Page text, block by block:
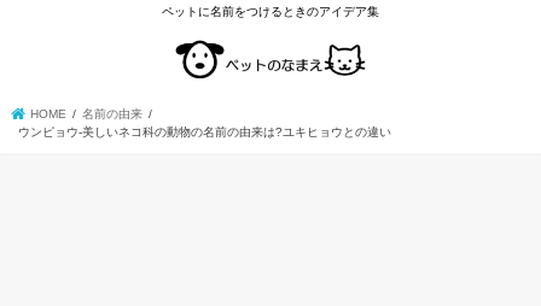
ペットに名前をつけるときのアイデア集
HOME
名前の由来
ウンピョウ-美しいネコ科の動物の名前の由来は?ユキヒョウとの違い